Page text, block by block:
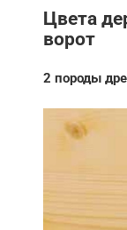
Цвета
ворот
2 породы